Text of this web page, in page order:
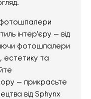
фотошпалери
інтер’єру — від
фотошпалери
естетику та
— прикрасьте
від Sphynx